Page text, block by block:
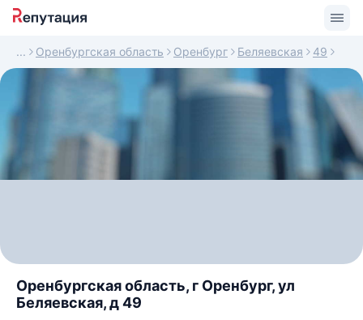
Оренбургская область Оренбург Беляевская 49
Оренбургская область, г Оренбург, ул
Беляевская, д 49